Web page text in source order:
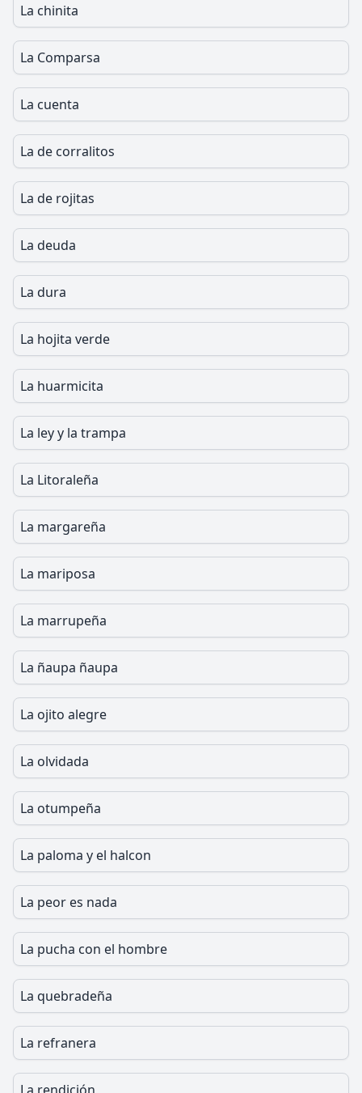
La chinita
La Comparsa
La cuenta
La de corralitos
La de rojitas
La deuda
La dura
La hojita verde
La huarmicita
La ley y la trampa
La Litoraleña
La margareña
La mariposa
La marrupeña
La ñaupa ñaupa
La ojito alegre
La olvidada
La otumpeña
La paloma y el halcon
La peor es nada
La pucha con el hombre
La quebradeña
La refranera